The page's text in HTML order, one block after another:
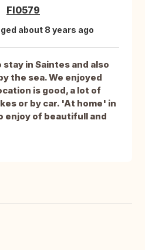
FI0579
about 8 years ago
in Saintes and also
the sea. We enjoyed
is good, a lot of
or by car. 'At home' in
enjoy of beautifull and